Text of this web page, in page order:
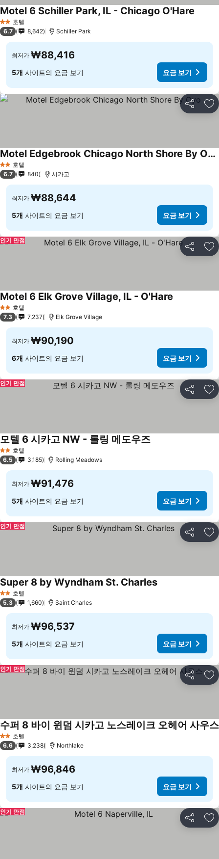
2 성급호텔
Motel 6 Schiller Park, IL - Chicago O'Hare
6.7 8,642 Schiller Park
최저가 ₩88,416
5개 사이트의 요금 보기 요금 보기
공유 즐
2 성급호텔
Motel Edgebrook Chicago North Shore By Oyo
6.7 840 시카고
최저가 ₩88,644
5개 사이트의 요금 보기 요금 보기
공유 즐
인기 만점
2 성급호텔
Motel 6 Elk Grove Village, IL - O'Hare
7.3 7,237 Elk Grove Village
최저가 ₩90,190
6개 사이트의 요금 보기 요금 보기
공유 즐
인기 만점
2 성급호텔
모텔 6 시카고 NW - 롤링 메도우즈
6.5 3,185 Rolling Meadows
최저가 ₩91,476
5개 사이트의 요금 보기 요금 보기
공유 즐
인기 만점
2 성급호텔
Super 8 by Wyndham St. Charles
5.3 1,660 Saint Charles
최저가 ₩96,537
5개 사이트의 요금 보기 요금 보기
공유 즐
인기 만점
2 성급호텔
수퍼 8 바이 윈덤 시카고 노스레이크 오헤어 사우스
6.6 3,238 Northlake
최저가 ₩96,846
5개 사이트의 요금 보기 요금 보기
공유 즐
인기 만점